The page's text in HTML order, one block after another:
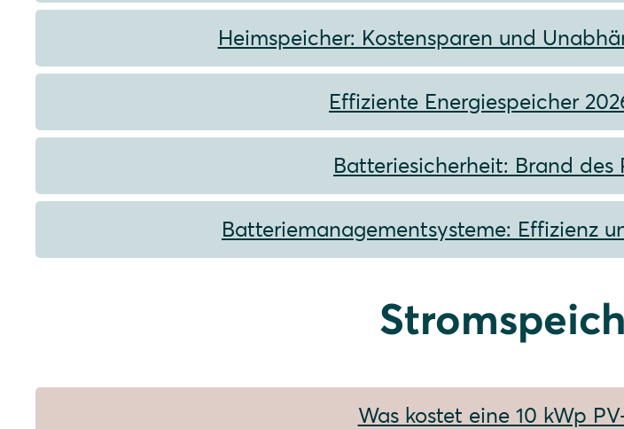
Heimspeicher: Kostensparen und
Effiziente Energiespeicher
Batteriesicherheit: Brand des
Batteriemanagementsysteme: Effizienz
Was kostet eine 10 kWp